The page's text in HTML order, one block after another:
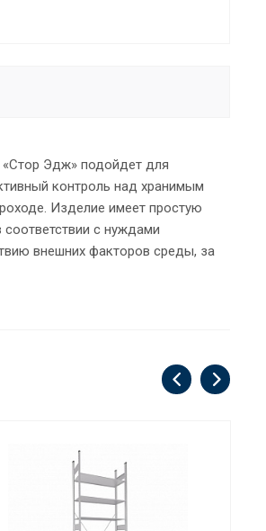
«Стор Эдж» подойдет для
контроль над хранимым
Изделие имеет простую
с нуждами
внешних факторов среды, за